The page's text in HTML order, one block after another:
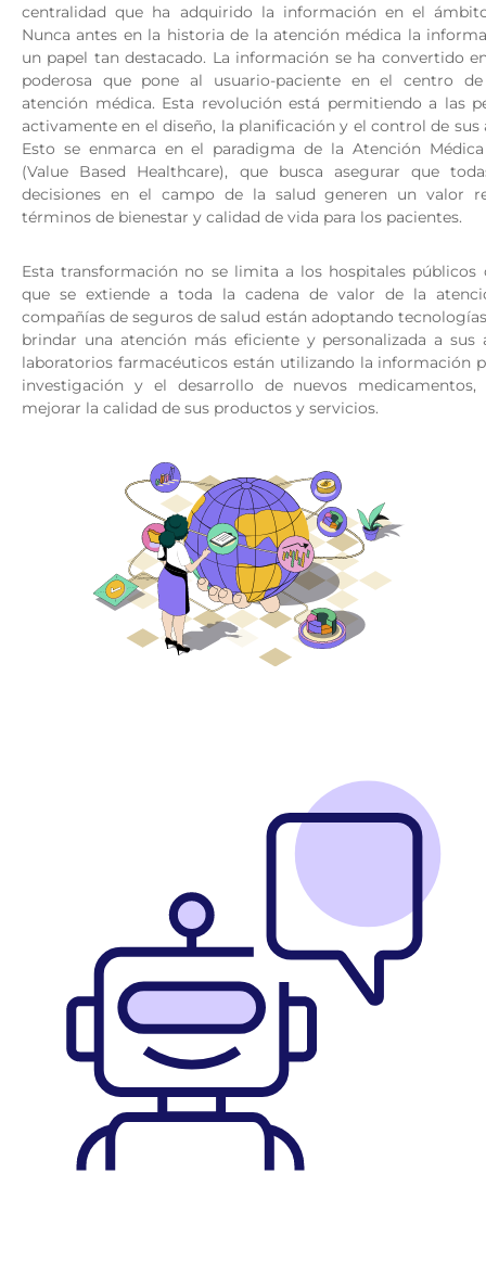
centralidad que ha adquirido la información en el
Nunca antes en la historia de la atención médica la
un papel tan destacado. La información se ha convertido
poderosa que pone al usuario-paciente en el centro
atención médica. Esta revolución está permitiendo a las
activamente en el diseño, la planificación y el control de sus
Esto se enmarca en el paradigma de la Atención
(Value Based Healthcare), que busca asegurar que
decisiones en el campo de la salud generen un valor
términos de bienestar y calidad de vida para los pacientes.
Esta transformación no se limita a los hospitales públicos
que se extiende a toda la cadena de valor de la
compañías de seguros de salud están adoptando
brindar una atención más eficiente y personalizada a sus
laboratorios farmacéuticos están utilizando la información
investigación y el desarrollo de nuevos
mejorar la calidad de sus productos y servicios.